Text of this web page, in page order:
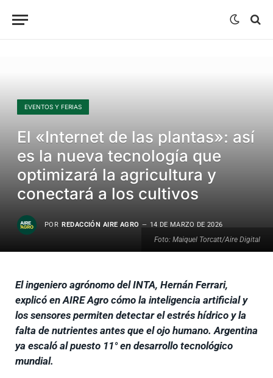
Foto: Maiquel Torcatt/Aire Digital
EVENTOS Y FERIAS
El «Internet de las plantas»: así
es la nueva tecnología que
optimizará la agricultura y
conectará a los cultivos
POR REDACCIÓN AIRE AGRO 14 DE MARZO DE 2026
El ingeniero agrónomo del INTA, Hernán Ferrari,
explicó en AIRE Agro cómo la inteligencia artificial y
los sensores permiten detectar el estrés hídrico y la
falta de nutrientes antes que el ojo humano. Argentina
ya escaló al puesto 11° en desarrollo tecnológico
mundial.